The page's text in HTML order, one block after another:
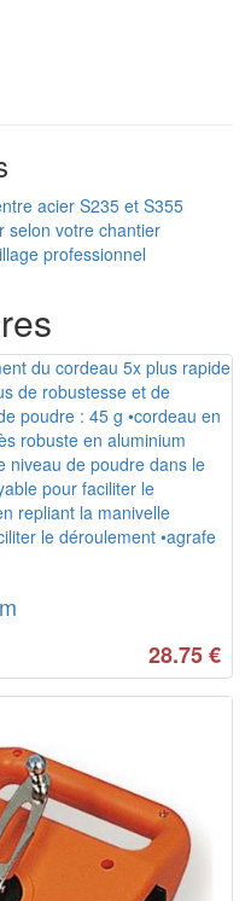
acier S235 et S355
selon votre chantier
professionnel
28.75€